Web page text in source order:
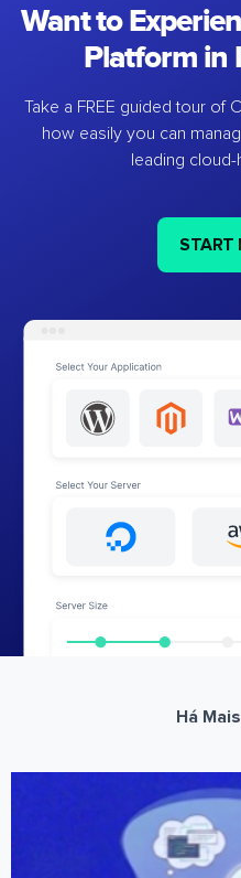
Want to
Platform in
Take a FREE guided tour of
how easily you can
leading
START
Há